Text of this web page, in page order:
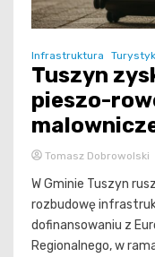
Infrastruktura
Tuszyn
pieszo-
Tomasz Dobrowolski
W Gminie Tuszyn
rozbudowę
dofinansowaniu z
Regionalnego, w